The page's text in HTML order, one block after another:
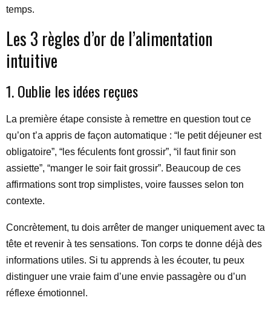
temps.
Les 3 règles d’or de l’alimentation
intuitive
1. Oublie les idées reçues
La première étape consiste à remettre en question tout ce
qu’on t’a appris de façon automatique : “le petit déjeuner est
obligatoire”, “les féculents font grossir”, “il faut finir son
assiette”, “manger le soir fait grossir”. Beaucoup de ces
affirmations sont trop simplistes, voire fausses selon ton
contexte.
Concrètement, tu dois arrêter de manger uniquement avec ta
tête et revenir à tes sensations. Ton corps te donne déjà des
informations utiles. Si tu apprends à les écouter, tu peux
distinguer une vraie faim d’une envie passagère ou d’un
réflexe émotionnel.